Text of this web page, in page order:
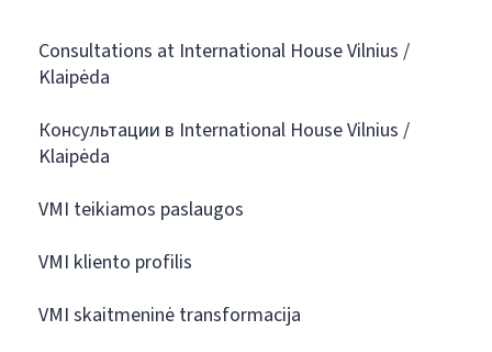
Consultations at International House Vilnius /
Klaipėda
Консультации в International House Vilnius /
Klaipėda
VMI teikiamos paslaugos
VMI kliento profilis
VMI skaitmeninė transformacija